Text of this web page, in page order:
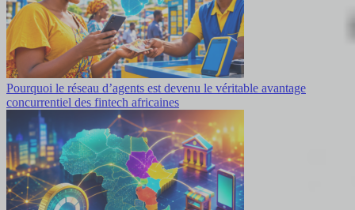
Pourquoi le réseau d’agents est devenu le véritable avantage
concurrentiel des fintech africaines